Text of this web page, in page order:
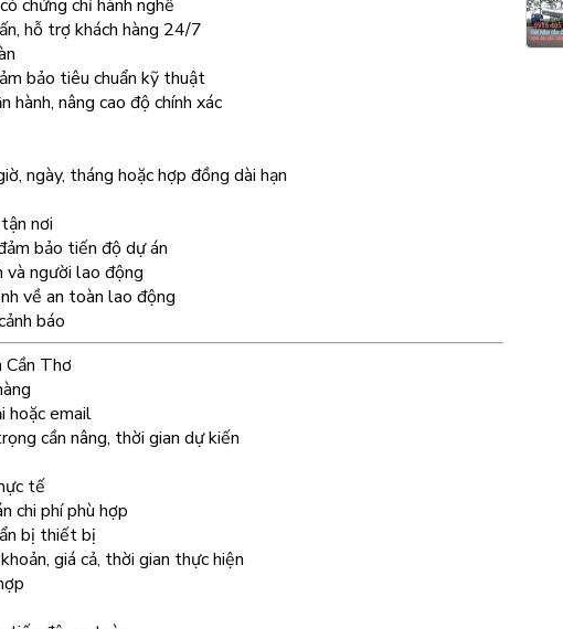
chứng chỉ hành nghề
hỗ trợ khách hàng 24/7
bảo tiêu chuẩn kỹ thuật
nâng cao độ chính xác
ngày, tháng hoặc hợp đồng dài hạn
nơi
bảo tiến độ dự án
người lao động
về an toàn lao động
báo
Cần Thơ
hoặc email
cần nâng, thời gian dự kiến
tế
chi phí phù hợp
bị thiết bị
giá cả, thời gian thực hiện